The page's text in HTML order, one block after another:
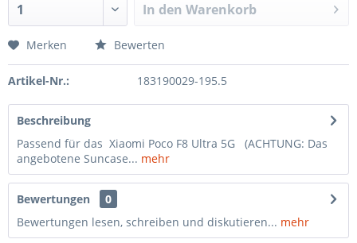
In den Warenkorb
Merken Bewerten
Artikel-Nr.: 183190029-195.5
Beschreibung
Passend für das Xiaomi Poco F8 Ultra 5G (ACHTUNG: Das
angebotene Suncase... mehr
Bewertungen
0
Bewertungen lesen, schreiben und diskutieren... mehr